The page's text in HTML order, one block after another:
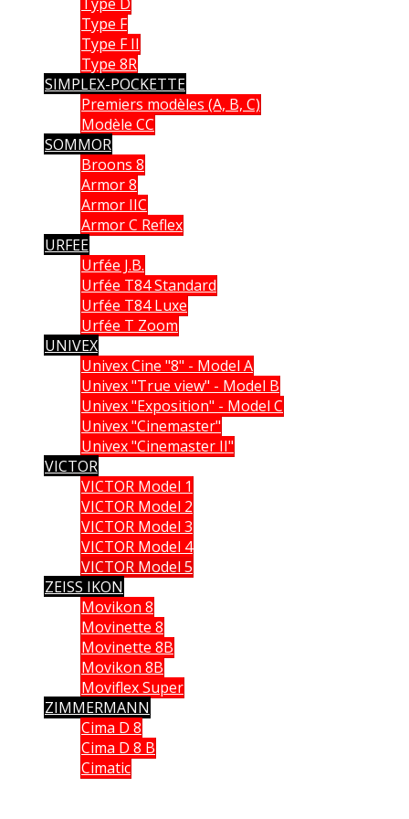
Type F
Type F II
Type 8R
SIMPLEX-POCKETTE
Premiers modèles (A, B, C)
Modèle CC
SOMMOR
Broons 8
Armor 8
Armor IIC
Armor C Reflex
URFEE
Urfée J.B.
Urfée T84 Standard
Urfée T84 Luxe
Urfée T Zoom
UNIVEX
Univex Cine "8" - Model A
Univex "True view" - Model B
Univex "Exposition" - Model C
Univex "Cinemaster"
Univex "Cinemaster II"
VICTOR
VICTOR Model 1
VICTOR Model 2
VICTOR Model 3
VICTOR Model 4
VICTOR Model 5
ZEISS IKON
Movikon 8
Movinette 8
Movinette 8B
Movikon 8B
Moviflex Super
ZIMMERMANN
Cima D 8
Cima D 8 B
Cimatic